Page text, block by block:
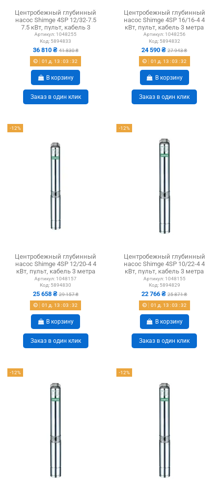
Центробежный глубинный
насос Shimge 4SP 12/32-7.5
7.5 кВт, пульт, кабель 3
метра
Артикул: 1048255
Код: 5894833
36 810 ₴41 830 ₴
01 д. 13 :03 :31
В корзину
Заказ в один клик
Центробежный глубинный
насос Shimge 4SP 16/16-4 4
кВт, пульт, кабель 3 метра
Артикул: 1048256
Код: 5894832
24 590 ₴27 943 ₴
01 д. 13 :03 :31
В корзину
Заказ в один клик
-12%
Центробежный глубинный
насос Shimge 4SP 12/20-4 4
кВт, пульт, кабель 3 метра
Артикул: 1048157
Код: 5894830
25 658 ₴29 157 ₴
01 д. 13 :03 :31
В корзину
Заказ в один клик
-12%
Центробежный глубинный
насос Shimge 4SP 10/22-4 4
кВт, пульт, кабель 3 метра
Артикул: 1048155
Код: 5894829
22 766 ₴25 871 ₴
01 д. 13 :03 :31
В корзину
Заказ в один клик
-12% -12%